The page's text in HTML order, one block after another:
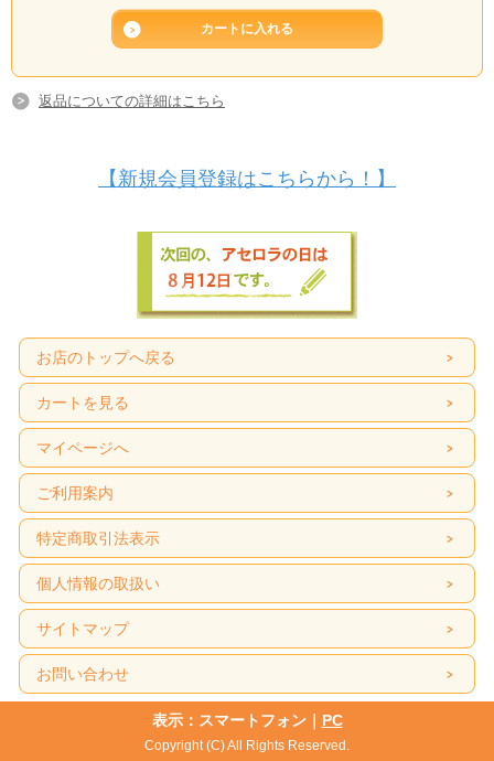
返品についての詳細はこちら
【新規会員登録はこちらから！】
お店のトップへ戻る
カートを見る
マイページへ
ご利用案内
特定商取引法表示
個人情報の取扱い
サイトマップ
お問い合わせ
表示：スマートフォン｜ PC
Copyright (C) All Rights Reserved.